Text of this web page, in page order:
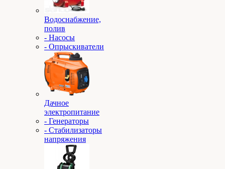
Водоснабжение,
полив
- Насосы
- Опрыскиватели
Дачное
электропитание
- Генераторы
- Стабилизаторы
напряжения